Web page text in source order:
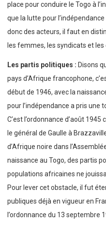
place pour conduire le Togo à
que la lutte pour
donc des acteurs, il faut en
les femmes, les syndicats et les
Les partis politiques : Disons
pays d’Afrique francophone,
début de 1946, avec la
pour l’indépendance a pris une
C’est l’ordonnance d’août
le général de Gaulle à
d’Afrique noire dans
naissance au Togo, des partis
populations africaines ne
Pour lever cet obstacle, il fut
publiques déjà en vigueur en
l’ordonnance du 13 septembre